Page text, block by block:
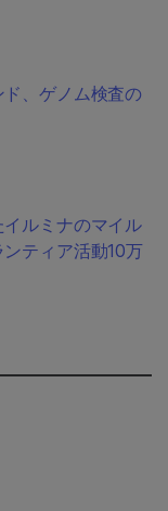
、ゲノム検査の
ルミナのマイル
ティア活動10万